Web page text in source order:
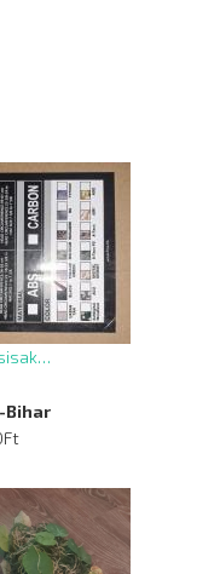
Bihar